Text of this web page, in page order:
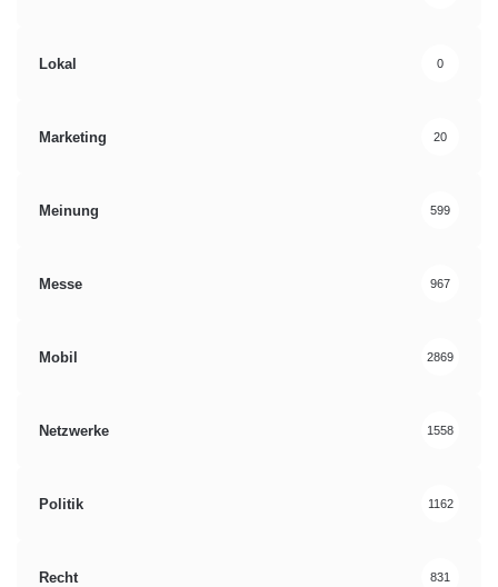
Lokal 0
Marketing 20
Meinung 599
Messe 967
Mobil 2869
Netzwerke 1558
Politik 1162
Recht 831